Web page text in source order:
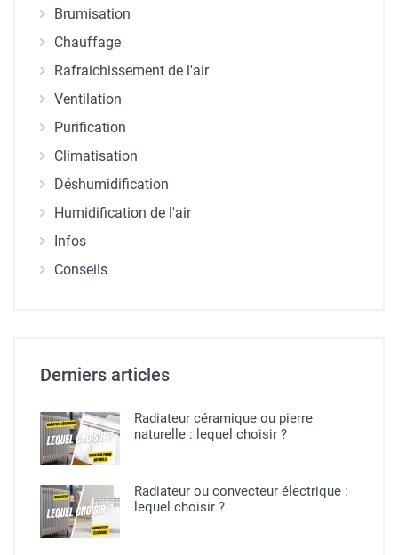
Brumisation
Chauffage
Rafraichissement de l'air
Ventilation
Purification
Climatisation
Déshumidification
Humidification de l'air
Infos
Conseils
Derniers articles
Radiateur céramique ou pierre
naturelle​ : lequel choisir ?
Radiateur ou convecteur électrique :
lequel choisir ?​